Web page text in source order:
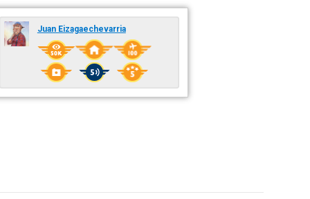
Juan Eizagaechevarria